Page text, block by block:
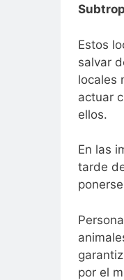
Estos
salvar
locales
actuar
ellos.
En las
tarde
por el